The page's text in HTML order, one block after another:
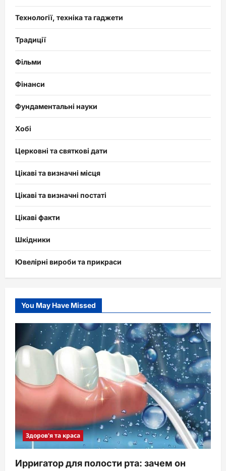
Технології, техніка та гаджети
Традиції
Фільми
Фінанси
Фундаментальні науки
Хобі
Церковні та святкові дати
Цікаві та визначні місця
Цікаві та визначні постаті
Цікаві факти
Шкідники
Ювелірні вироби та прикраси
You May Have Missed
Здоров'я та краса
Ирригатор для полости рта: зачем он